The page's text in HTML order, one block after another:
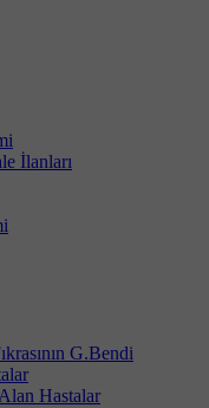
İlanları
G.Bendi
Hastalar